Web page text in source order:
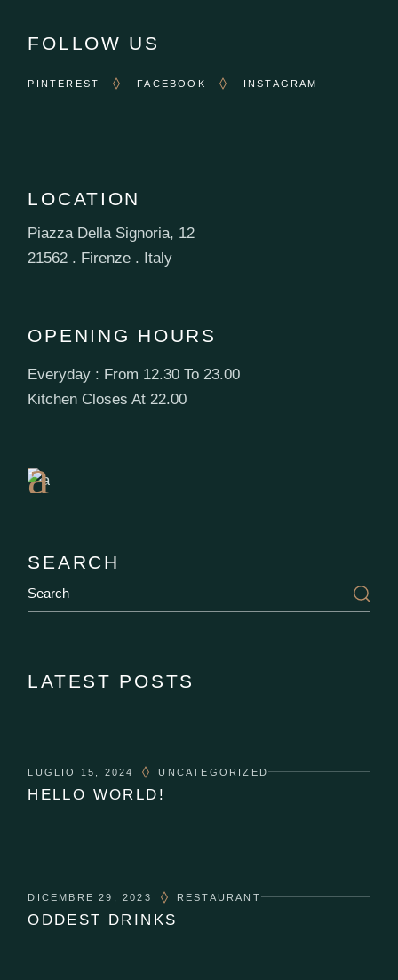
FOLLOW US
PINTEREST FACEBOOK INSTAGRAM
LOCATION
Piazza Della Signoria, 12
21562 . Firenze . Italy
OPENING HOURS
Everyday : From 12.30 To 23.00
Kitchen Closes At 22.00
Book
Table
SEARCH
LATEST POSTS
LUGLIO 15, 2024 UNCATEGORIZED
HELLO WORLD!
DICEMBRE 29, 2023 RESTAURANT
ODDEST DRINKS